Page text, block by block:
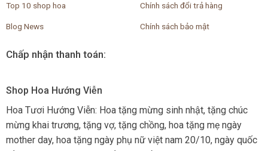
Top 10 shop hoa
Blog News
Chính sách đổi trả hàng
Chính sách bảo mật
Chấp nhận thanh toán:
Shop Hoa Hướng Viễn
Hoa Tươi Hướng Viễn: Hoa tặng mừng sinh nhật, tặng chúc
mừng khai trương, tặng vợ, tặng chồng, hoa tặng mẹ ngày
mother day, hoa tặng ngày phụ nữ việt nam 20/10, ngày quốc